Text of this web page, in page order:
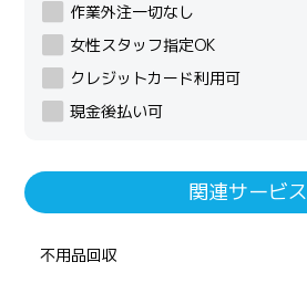
作業外注一切なし
女性スタッフ指定OK
クレジットカード利用可
現金後払い可
関連サービス
不用品回収